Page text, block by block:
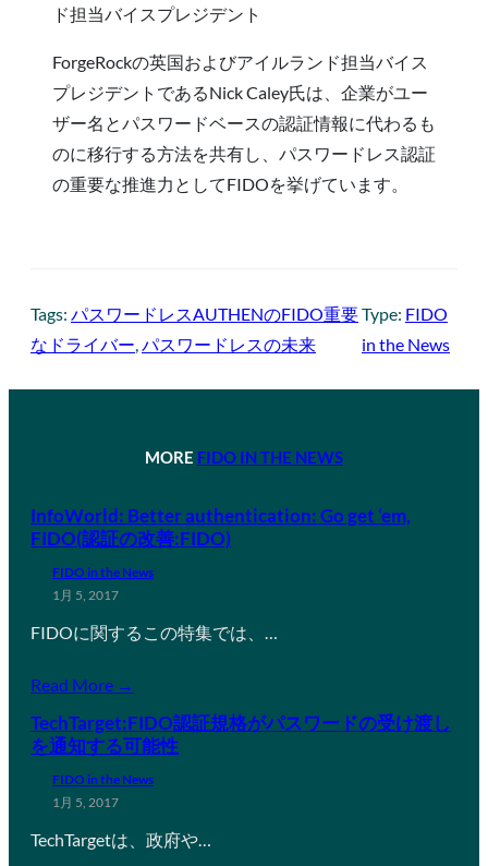
ド担当バイスプレジデント
ForgeRockの英国およびアイルランド担当バイス
プレジデントであるNick Caley氏は、企業がユー
ザー名とパスワードベースの認証情報に代わるも
のに移行する方法を共有し、パスワードレス認証
の重要な推進力としてFIDOを挙げています。
Tags: パスワードレスAUTHENのFIDO重要
なドライバー パスワードレスの未来
Type: FIDO
in the News
MORE FIDO IN THE NEWS
InfoWorld: Better authentication: Go get ‘em,
FIDO(認証の改善:FIDO)
FIDO in the News
1月 5, 2017
FIDOに関するこの特集では、…
Read More →
TechTarget:FIDO認証規格がパスワードの受け渡し
を通知する可能性
FIDO in the News
1月 5, 2017
TechTargetは、政府や…